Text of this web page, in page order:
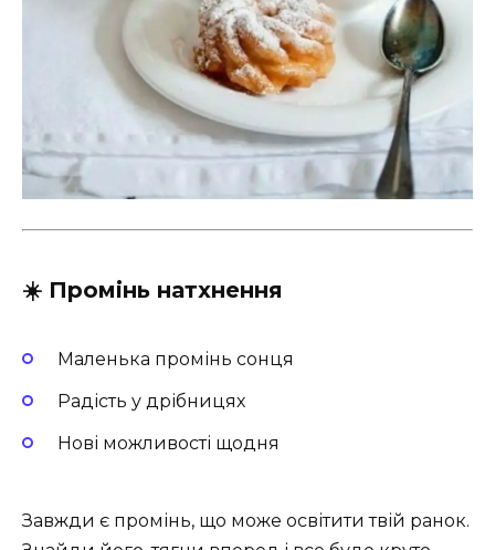
☀️ Промінь натхнення
Маленька промінь сонця
Радість у дрібницях
Нові можливості щодня
Завжди є промінь, що може освітити твій ранок.